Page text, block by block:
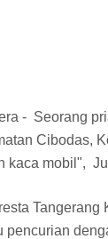
- Seorang
Cibodas,
kaca mobil",
Tangerang
pencurian